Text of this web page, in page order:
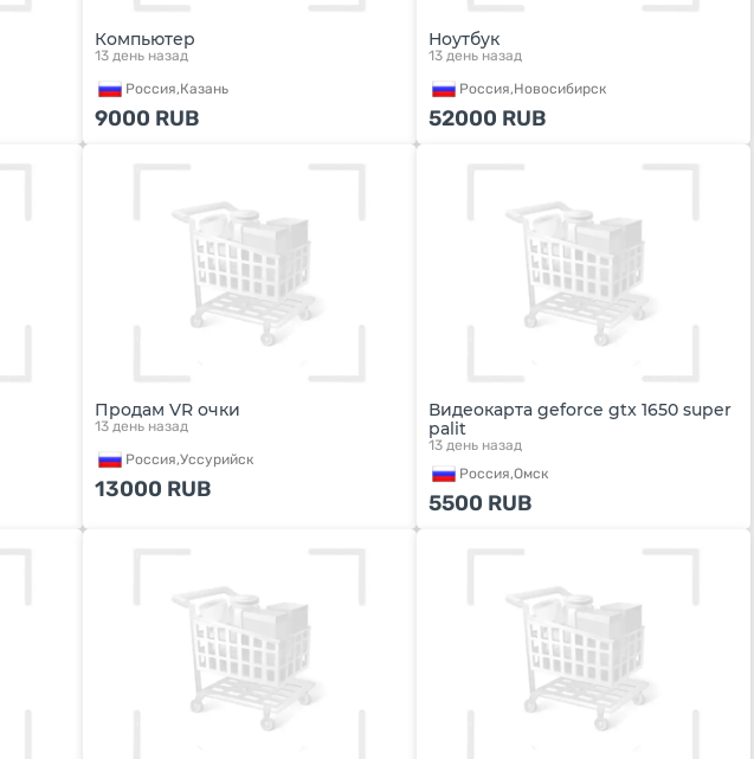
Компьютер
13 день назад
Россия,Казань
9000 RUB
Ноутбук
13 день назад
Россия,Новосибирск
52000 RUB
Продам VR очки
13 день назад
Россия,Уссурийск
13000 RUB
Видеокарта geforce gtx 1650 super
palit
13 день назад
Россия,Омск
5500 RUB